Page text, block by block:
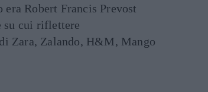
era Robert Francis Prevost
su cui riflettere
Zara, Zalando, H&M, Mango